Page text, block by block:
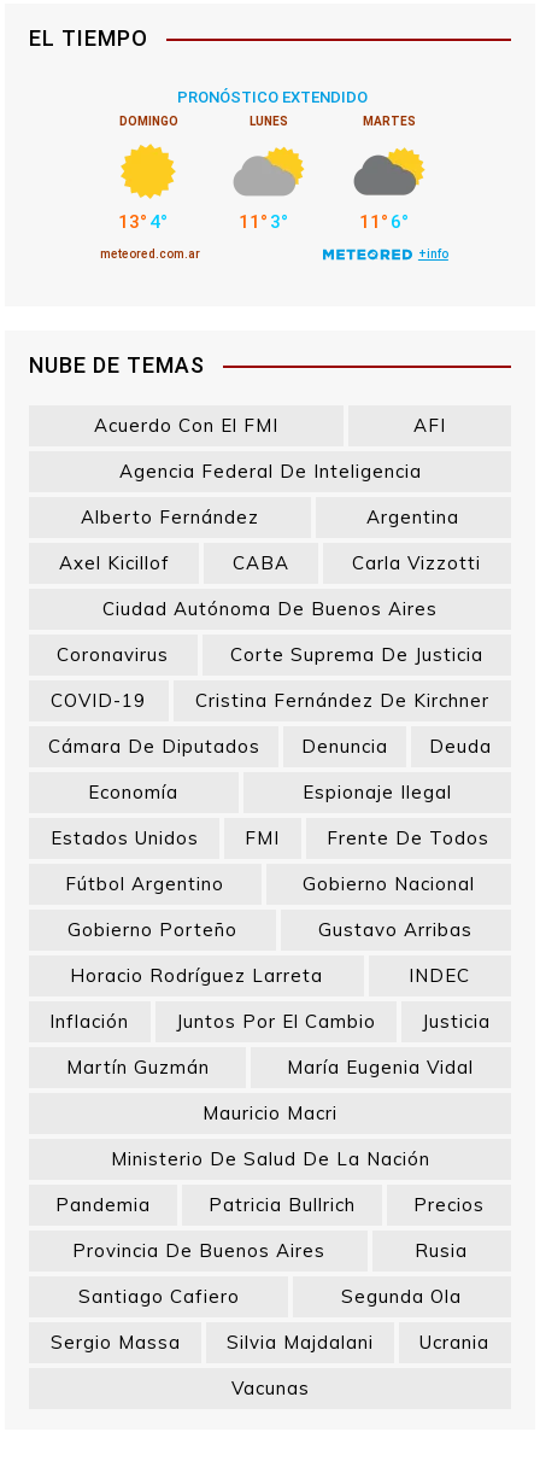
EL TIEMPO
NUBE DE TEMAS
Acuerdo Con El FMI
AFI
Agencia Federal De Inteligencia
Alberto Fernández
Argentina
Axel Kicillof
CABA
Carla Vizzotti
Ciudad Autónoma De Buenos Aires
Coronavirus
Corte Suprema De Justicia
COVID-19
Cristina Fernández De Kirchner
Cámara De Diputados
Denuncia
Deuda
Economía
Espionaje Ilegal
Estados Unidos
FMI
Frente De Todos
Fútbol Argentino
Gobierno Nacional
Gobierno Porteño
Gustavo Arribas
Horacio Rodríguez Larreta
INDEC
Inflación
Juntos Por El Cambio
Justicia
Martín Guzmán
María Eugenia Vidal
Mauricio Macri
Ministerio De Salud De La Nación
Pandemia
Patricia Bullrich
Precios
Provincia De Buenos Aires
Rusia
Santiago Cafiero
Segunda Ola
Sergio Massa
Silvia Majdalani
Ucrania
Vacunas